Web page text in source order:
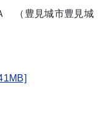
（豊見城市豊見城